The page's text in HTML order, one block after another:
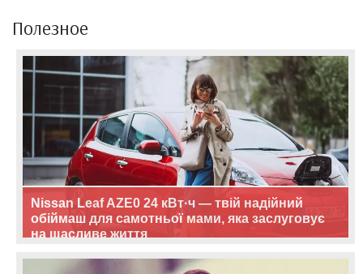
Полезное
Nissan Leaf AZE0 24 кВт·ч — твій надійний
обіймаш для самотньої мами, яка заслуговує
на щасливе життя